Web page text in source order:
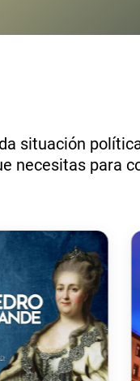
situación
necesitas para